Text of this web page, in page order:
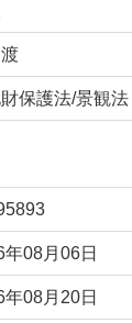
保護法/景観法
年08月06日
年08月20日